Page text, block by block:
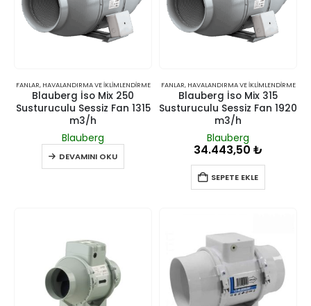
FANLAR, HAVALANDIRMA VE İKLIMLENDIRME
Blauberg İso Mix 250
Susturuculu Sessiz Fan 1315
m3/h
Blauberg
DEVAMINI OKU
FANLAR, HAVALANDIRMA VE İKLIMLENDIRME
Blauberg İso Mix 315
Susturuculu Sessiz Fan 1920
m3/h
Blauberg
34.443,50 ₺
SEPETE EKLE